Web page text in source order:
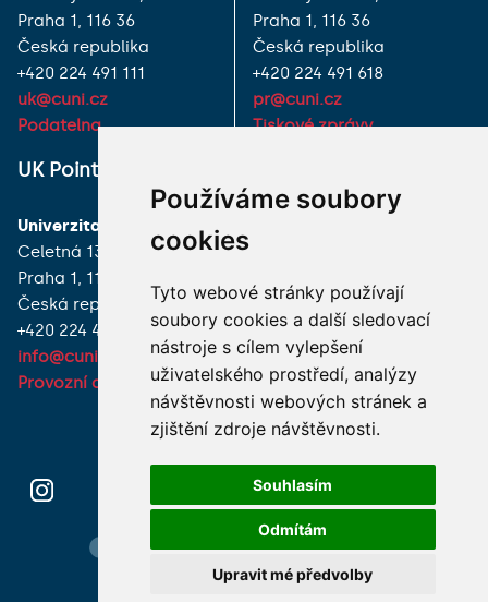
Používáme soubory
cookies
Tyto webové stránky používají
soubory cookies a další sledovací
nástroje s cílem vylepšení
uživatelského prostředí, analýzy
návštěvnosti webových stránek a
zjištění zdroje návštěvnosti.
Souhlasím
Odmítám
Upravit mé předvolby
Praha 1, 116 36
Česká republika
+420 224 491 111
uk@cuni.cz
Podatelna
Praha 1, 116 36
Česká republika
+420 224 491 618
pr@cuni.cz
Tiskové zprávy
UK Point
Univerzita Karlova
Celetná 13
Praha 1, 116 36
Česká republika
+420 224 491 850
info@cuni.cz
Provozní doba a kontakty
JAK K NÁM?
Hledání osob Nastavení cookie Mapa webu